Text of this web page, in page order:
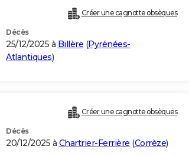
Créer une cagnotte obsèques
Décès
25/12/2025 à Billère (Pyrénées-
Atlantiques)
Créer une cagnotte obsèques
Décès
20/12/2025 à Chartrier-Ferrière (Corrèze)